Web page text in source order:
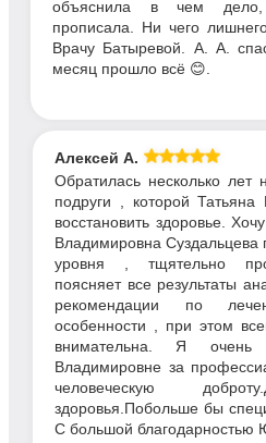
объяснила в чем дело,
прописала. Ни чего
Врачу Батыревой. А. А. спасибо
месяц прошло всё 😊.
Алексей А.
Обратилась несколько лет
подруги , которой
восстановить здоровье. Хочу отметить , что Татьяна
Владимировна Суздальцева
уровня , тщятельно
поясняет все результаты
рекомендации по
особенности , при этом
внимательна. Я очень благодарна Татьяне
Владимировне за
человеческую
здоровья.Побольше бы
С большой благодарностью